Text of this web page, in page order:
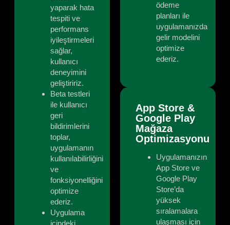
yaparak hata
tespiti ve
performans
iyileştirmeleri
sağlar,
kullanıcı
deneyimini
geliştiririz.
Beta testleri
ile kullanıcı
geri
bildirimlerini
toplar,
uygulamanın
kullanılabilirliğini
ve
fonksiyonelliğini
optimize
ederiz.
Uygulama
ödeme
planları ile
uygulamanızda
gelir modelini
optimize
ederiz.
App Store &
Google Play
Mağaza
Optimizasyonu
Uygulamanızın
App Store ve
Google Play
Store’da
yüksek
sıralamalara
ulaşması için